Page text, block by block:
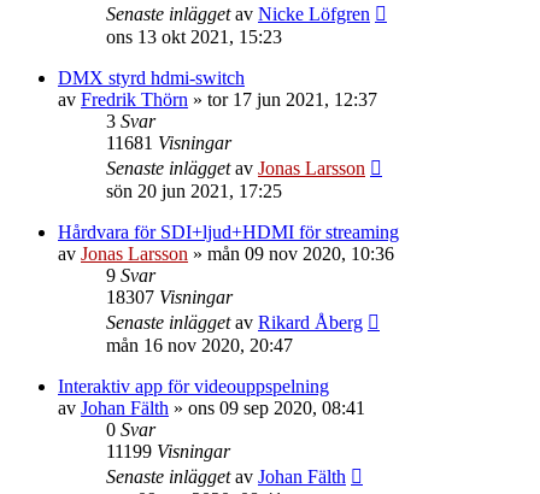
Senaste inläggetav Nicke Löfgren
ons 13 okt 2021, 15:23
DMX styrd hdmi-switch
av Fredrik Thörn » tor 17 jun 2021, 12:37
3 Svar
11681 Visningar
Senaste inläggetav Jonas Larsson
sön 20 jun 2021, 17:25
Hårdvara för SDI+ljud+HDMI för streaming
av Jonas Larsson » mån 09 nov 2020, 10:36
9 Svar
18307 Visningar
Senaste inläggetav Rikard Åberg
mån 16 nov 2020, 20:47
Interaktiv app för videouppspelning
av Johan Fälth » ons 09 sep 2020, 08:41
0 Svar
11199 Visningar
Senaste inläggetav Johan Fälth